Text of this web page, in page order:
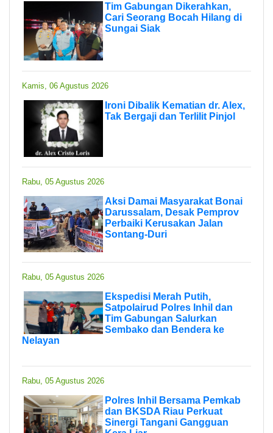
Tim Gabungan Dikerahkan,
Cari Seorang Bocah Hilang di
Sungai Siak
Kamis, 06 Agustus 2026
Ironi Dibalik Kematian dr. Alex,
Tak Bergaji dan Terlilit Pinjol
Rabu, 05 Agustus 2026
Aksi Damai Masyarakat Bonai
Darussalam, Desak Pemprov
Perbaiki Kerusakan Jalan
Sontang-Duri
Rabu, 05 Agustus 2026
Ekspedisi Merah Putih,
Satpolairud Polres Inhil dan
Tim Gabungan Salurkan
Sembako dan Bendera ke
Nelayan
Rabu, 05 Agustus 2026
Polres Inhil Bersama Pemkab
dan BKSDA Riau Perkuat
Sinergi Tangani Gangguan